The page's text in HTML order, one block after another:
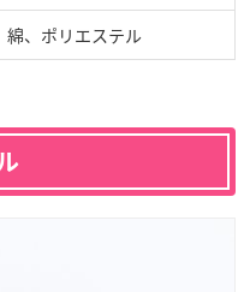
綿、ポリエステル